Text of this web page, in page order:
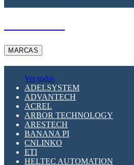
MARCAS
Ver todas
ADELSYSTEM
ADVANTECH
ACREL
ARBOR TECHNOLOGY
ARESTECH
BANANA PI
CNLINKO
ETI
HELTEC AUTOMATION